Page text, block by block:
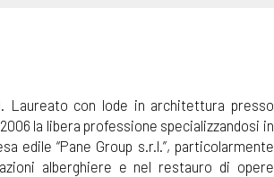
Laureato con lode in architettura presso
la libera professione specializzandosi in
edile “Pane Group s.r.l.”, particolarmente
alberghiere e nel restauro di opere